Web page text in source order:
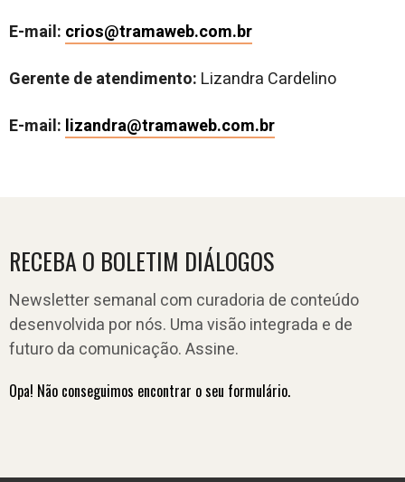
E-mail: crios@tramaweb.com.br
Gerente de atendimento: Lizandra Cardelino
E-mail: lizandra@tramaweb.com.br
RECEBA O BOLETIM DIÁLOGOS
Newsletter semanal com curadoria de conteúdo
desenvolvida por nós. Uma visão integrada e de
futuro da comunicação. Assine.
Opa! Não conseguimos encontrar o seu formulário.